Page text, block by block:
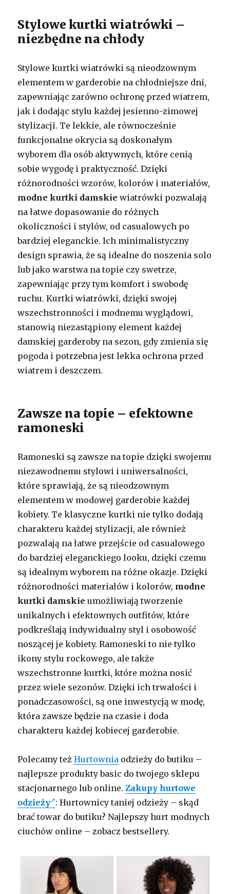
Stylowe kurtki wiatrówki –
niezbędne na chłody
Stylowe kurtki wiatrówki są nieodzownym
elementem w garderobie na chłodniejsze dni,
zapewniając zarówno ochronę przed wiatrem,
jak i dodając stylu każdej jesienno-zimowej
stylizacji. Te lekkie, ale równocześnie
funkcjonalne okrycia są doskonałym
wyborem dla osób aktywnych, które cenią
sobie wygodę i praktyczność. Dzięki
różnorodności wzorów, kolorów i materiałów,
modne kurtki damskie wiatrówki pozwalają
na łatwe dopasowanie do różnych
okoliczności i stylów, od casualowych po
bardziej eleganckie. Ich minimalistyczny
design sprawia, że są idealne do noszenia solo
lub jako warstwa na topie czy swetrze,
zapewniając przy tym komfort i swobodę
ruchu. Kurtki wiatrówki, dzięki swojej
wszechstronności i modnemu wyglądowi,
stanowią niezastąpiony element każdej
damskiej garderoby na sezon, gdy zmienia się
pogoda i potrzebna jest lekka ochrona przed
wiatrem i deszczem.
Zawsze na topie – efektowne
ramoneski
Ramoneski są zawsze na topie dzięki swojemu
niezawodnemu stylowi i uniwersalności,
które sprawiają, że są nieodzownym
elementem w modowej garderobie każdej
kobiety. Te klasyczne kurtki nie tylko dodają
charakteru każdej stylizacji, ale również
pozwalają na łatwe przejście od casualowego
do bardziej eleganckiego looku, dzięki czemu
są idealnym wyborem na różne okazje. Dzięki
różnorodności materiałów i kolorów, modne
kurtki damskie umożliwiają tworzenie
unikalnych i efektownych outfitów, które
podkreślają indywidualny styl i osobowość
noszącej je kobiety. Ramoneski to nie tylko
ikony stylu rockowego, ale także
wszechstronne kurtki, które można nosić
przez wiele sezonów. Dzięki ich trwałości i
ponadczasowości, są one inwestycją w modę,
która zawsze będzie na czasie i doda
charakteru każdej kobiecej garderobie.
Polecamy teżHurtownia odzieży do butiku –
najlepsze produkty basic do twojego sklepu
stacjonarnego lub online.Zakupy hurtowe
odzieży : Hurtownicy taniej odzieży – skąd
brać towar do butiku? Najlepszy hurt modnych
ciuchów online – zobacz bestsellery.